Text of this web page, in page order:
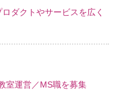
ダクトやサービスを広く
室運営／MS職を募集